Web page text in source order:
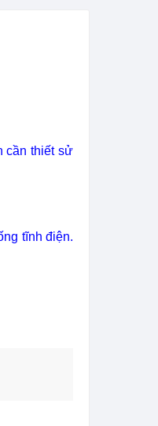
cần thiết sử
tĩnh điện.